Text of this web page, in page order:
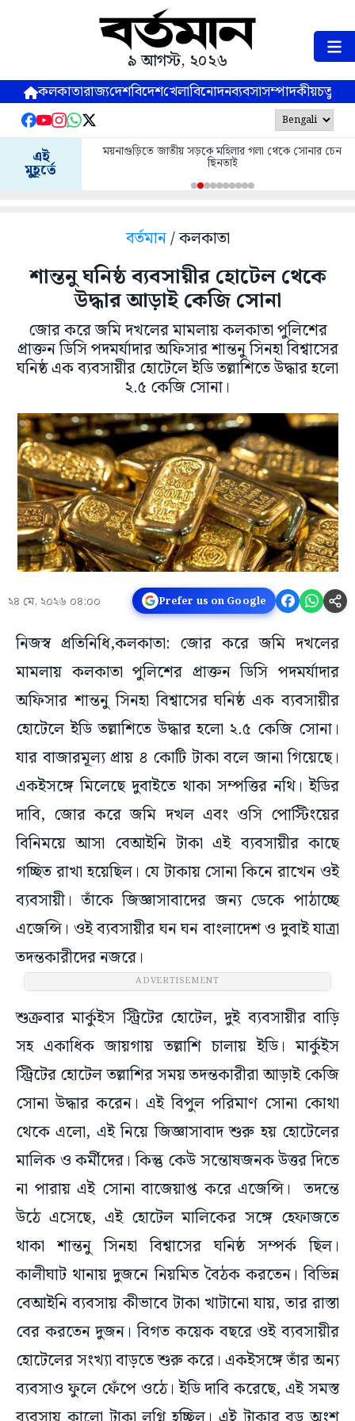
৯ আগস্ট, ২০২৬
কলকাতারাজ্যদেশবিদেশখেলাবিনোদনব্যবসাসম্পাদকীয়
এই
মুহূর্তে
ময়নাগুড়িতে জাতীয় সড়কে মহিলার গলা থেকে সোনার চেন
ছিনতাই
বর্তমান/ কলকাতা
শান্তনু ঘনিষ্ঠ ব্যবসায়ীর হোটেল থেকে
উদ্ধার আড়াই কেজি সোনা
জোর করে জমি দখলের মামলায় কলকাতা পুলিশের
প্রাক্তন ডিসি পদমর্যাদার অফিসার শান্তনু সিনহা বিশ্বাসের
ঘনিষ্ঠ এক ব্যবসায়ীর হোটেলে ইডি তল্লাশিতে উদ্ধার হলো
২.৫ কেজি সোনা।
২৪ মে, ২০২৬ ০৪:০০ Prefer us on Google
নিজস্ব প্রতিনিধি,কলকাতা: জোর করে জমি দখলের
মামলায় কলকাতা পুলিশের প্রাক্তন ডিসি পদমর্যাদার
অফিসার শান্তনু সিনহা বিশ্বাসের ঘনিষ্ঠ এক ব্যবসায়ীর
হোটেলে ইডি তল্লাশিতে উদ্ধার হলো ২.৫ কেজি সোনা।
যার বাজারমূল্য প্রায় ৪ কোটি টাকা বলে জানা গিয়েছে।
একইসঙ্গে মিলেছে দুবাইতে থাকা সম্পত্তির নথি। ইডির
দাবি, জোর করে জমি দখল এবং ওসি পোস্টিংয়ের
বিনিময়ে আসা বেআইনি টাকা এই ব্যবসায়ীর কাছে
গচ্ছিত রাখা হয়েছিল। যে টাকায় সোনা কিনে রাখেন ওই
ব্যবসায়ী। তাঁকে জিজ্ঞাসাবাদের জন্য ডেকে পাঠাচ্ছে
এজেন্সি। ওই ব্যবসায়ীর ঘন ঘন বাংলাদেশ ও দুবাই যাত্রা
তদন্তকারীদের নজরে।
ADVERTISEMENT
শুক্রবার মার্কুইস স্ট্রিটের হোটেল, দুই ব্যবসায়ীর বাড়ি
সহ একাধিক জায়গায় তল্লাশি চালায় ইডি। মার্কুইস
স্ট্রিটের হোটেল তল্লাশির সময় তদন্তকারীরা আড়াই কেজি
সোনা উদ্ধার করেন। এই বিপুল পরিমাণ সোনা কোথা
থেকে এলো, এই নিয়ে জিজ্ঞাসাবাদ শুরু হয় হোটেলের
মালিক ও কর্মীদের। কিন্তু কেউ সন্তোষজনক উত্তর দিতে
না পারায় এই সোনা বাজেয়াপ্ত করে এজেন্সি। তদন্তে
উঠে এসেছে, এই হোটেল মালিকের সঙ্গে হেফাজতে
থাকা শান্তনু সিনহা বিশ্বাসের ঘনিষ্ঠ সম্পর্ক ছিল।
কালীঘাট থানায় দুজনে নিয়মিত বৈঠক করতেন। বিভিন্ন
বেআইনি ব্যবসায় কীভাবে টাকা খাটানো যায়, তার রাস্তা
বের করতেন দুজন। বিগত কয়েক বছরে ওই ব্যবসায়ীর
হোটেলের সংখ্যা বাড়তে শুরু করে। একইসঙ্গে তাঁর অন্য
ব্যবসাও ফুলে ফেঁপে ওঠে। ইডি দাবি করেছে, এই সমস্ত